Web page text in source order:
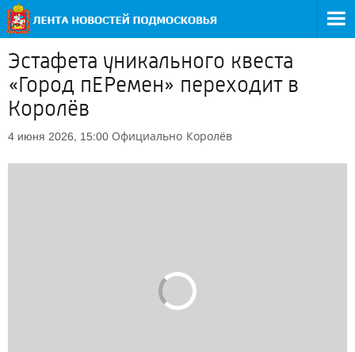
Эстафета уникального квеста
«Город пЕРемен» переходит в
Королёв
4 июня 2026, 15:00 Официально Королёв